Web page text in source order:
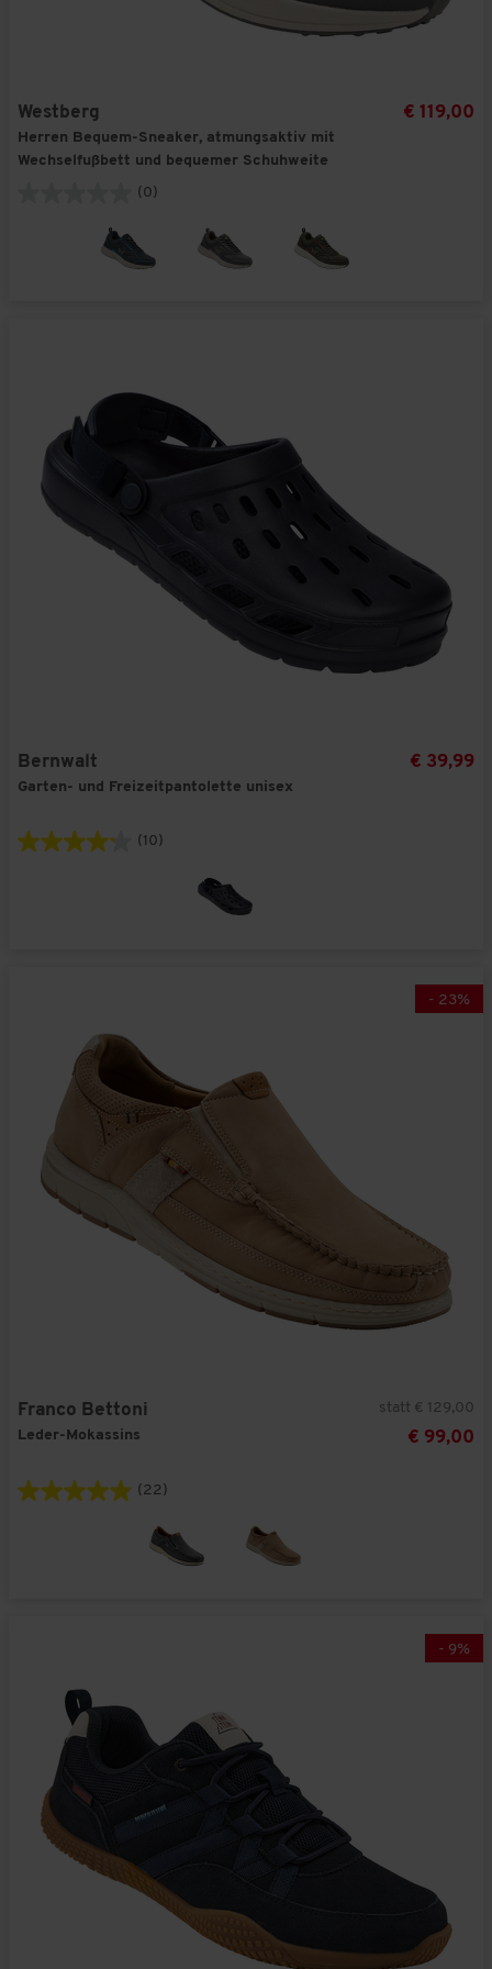
Westberg
Herren Bequem-Sneaker, atmungsaktiv mit
Wechselfußbett und bequemer Schuhweite
€ 119,00
(0)
Bernwalt
Garten- und Freizeitpantolette unisex
€ 39,99
(10)
- 23%
Franco Bettoni
Leder-Mokassins
statt € 129,00
€ 99,00
(22)
- 9%